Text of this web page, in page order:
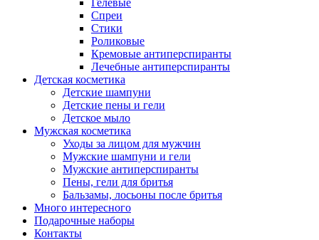
Спреи
Стики
Роликовые
Кремовые антиперспиранты
Лечебные антиперспиранты
Детская косметика
Детские шампуни
Детские пены и гели
Детское мыло
Мужская косметика
Уходы за лицом для мужчин
Мужские шампуни и гели
Мужские антиперспиранты
Пены, гели для бритья
Бальзамы, лосьоны после бритья
Много интересного
Подарочные наборы
Контакты